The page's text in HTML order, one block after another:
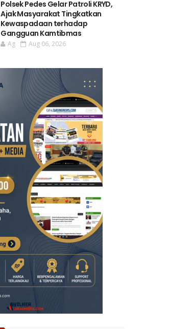
Polsek Pedes Gelar Patroli KRYD,
Ajak Masyarakat Tingkatkan
Kewaspadaan terhadap
Gangguan Kamtibmas
Ag Aug 06, 2026